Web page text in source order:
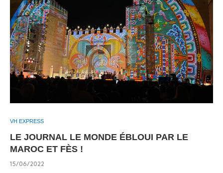
VH EXPRESS
LE JOURNAL LE MONDE ÉBLOUI PAR LE
MAROC ET FÈS !
15/06/2022